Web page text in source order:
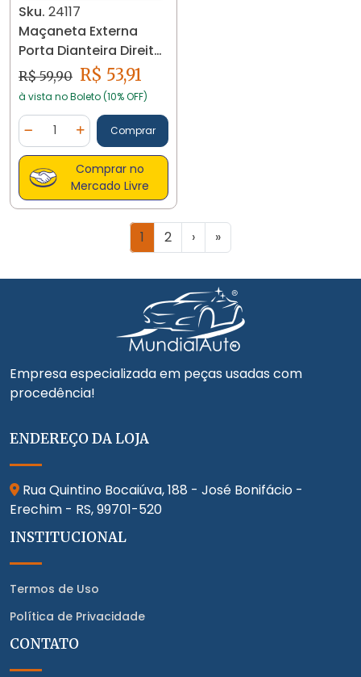
Sku. 24117
Maçaneta Externa
Porta Dianteira Direita
Logus Pointer 24117
R$ 59,90 R$ 53,91
à vista no Boleto (10% OFF)
Diminuir Quantidade
Quantidade
Adicionar Quantidade
Comprar
Comprar no
Mercado Livre
1 2 › »
Empresa especializada em peças usadas com
procedência!
ENDEREÇO DA LOJA
Rua Quintino Bocaiúva, 188 - José Bonifácio -
Erechim - RS,99701-520
INSTITUCIONAL
Termos de Uso
Política de Privacidade
CONTATO